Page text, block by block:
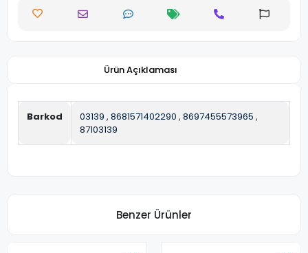
Ürün Açıklaması
Barkod 03139 , 8681571402290 , 8697455573965 ,
87103139
Benzer Ürünler